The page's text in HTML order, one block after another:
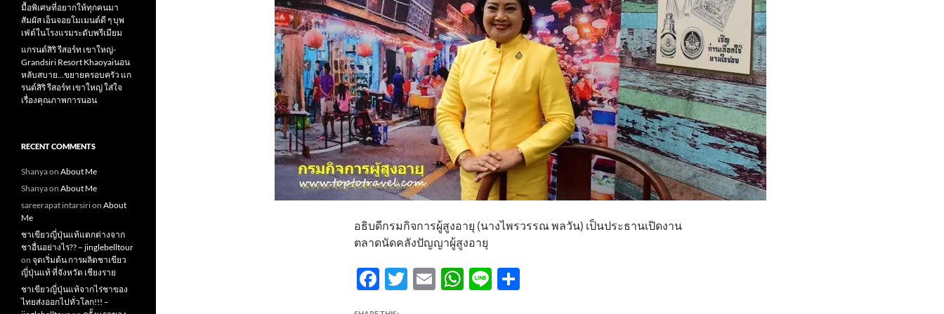
อธิบดีกรมกิจการผู้สูงอายุ (นางไพรวรรณ พลวัน) เป็นประธานเปิดงาน
ตลาดนัดคลังปัญญาผู้สูงอายุ
F
T
E
W Li
มื้อพิเศษที่อยากให้ทุกคนมา
สัมผัส เอ็นจอยโมเมนต์ดี ๆ บุพ
เฟ่ต์ในโรงแรมระดับพรีเมียม
แกรนด์สิริ​ รีสอร์ท​ เขาใหญ่​-
Grandsiri​ Resort​ Khaoyaiนอน
หลับสบาย…ขยายครอบครัว แก
รนด์สิริ รีสอร์ท เขาใหญ่ ใส่ใจ
เรื่องคุณภาพการนอน
RECENT COMMENTS
Shanyaon About Me
Shanyaon About Me
sareerapat intarsirion About
Me
ชาเขียวญี่ปุ่นแท้แตกต่างจาก
ชาอื่นอย่างไร?? – jinglebelltour
on จุดเริ่มต้น การผลิตชาเขียว
ญี่ปุ่นแท้ ที่จังหวัด เชียงราย
ชาเขียวญี่ปุ่นแท้จากไร่ชาของ
ไทยส่งออกไปทั่วโลก!!! –